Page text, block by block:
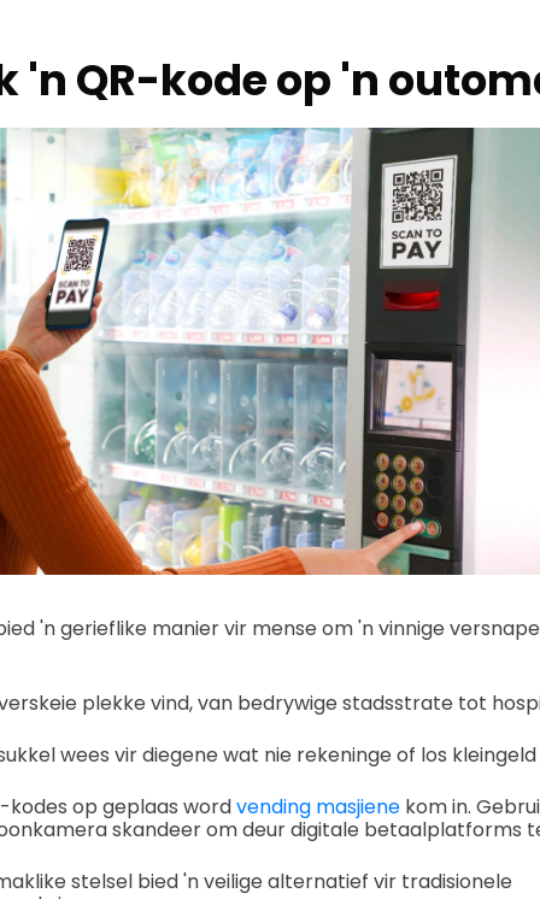
'n QR-kode op 'n
'n gerieflike manier vir mense om 'n vinnige
plekke vind, van bedrywige stadsstrate tot
wees vir diegene wat nie rekeninge of los kleingeld
kodes op geplaas wordvending masjienekom in.
skandeer om deur digitale betaalplatforms
stelsel bied 'n veilige alternatief vir tradisionele